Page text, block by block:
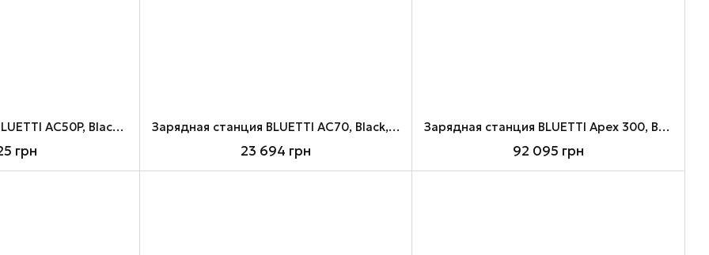
Зарядная станция BLUETTI AC50P, Black, 700 Вт / 504 Вт/ч
грн
Зарядная станция BLUETTI AC70, Black, 1000 Вт / 768 Вт/ч
23 694 грн
Зарядная станция BLUETTI Apex 300, Black, 3840 Вт / 2764.8 Вт/ч
92 095 грн